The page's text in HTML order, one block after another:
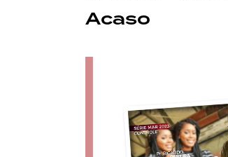
Acaso